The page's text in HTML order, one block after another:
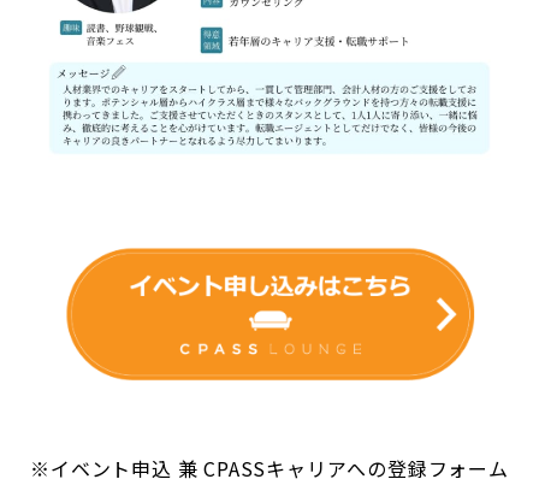
※イベント申込 兼 CPASSキャリアへの登録フォーム